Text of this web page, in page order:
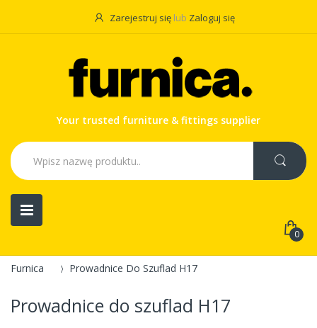
Zarejestruj się lub Zaloguj się
Your trusted furniture & fittings supplier
0
Furnica Prowadnice Do Szuflad H17
Prowadnice do szuflad H17